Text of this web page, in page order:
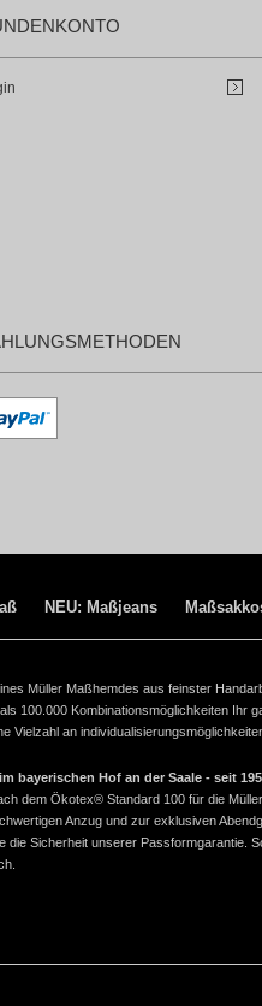
NEU: Maßjeans
Müller Maßhemdes aus feinster
100.000 Kombinationsmöglichkeiten Ihr
an
bayerischen Hof an der Saale - seit
dem Ökotex® Standard 100 für die
Anzug und zur exklusiven
Sicherheit unserer Passformgarantie.